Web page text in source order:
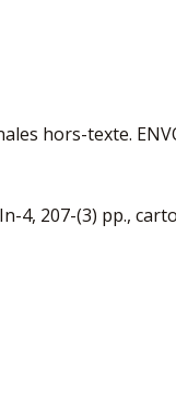
hors-texte.
4, 207-(3) pp.,